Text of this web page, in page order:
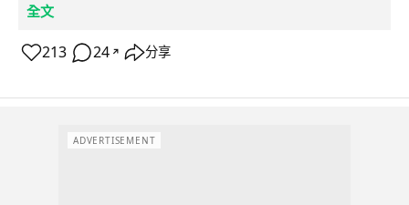
全文
213 24 ↗ 分享
ADVERTISEMENT